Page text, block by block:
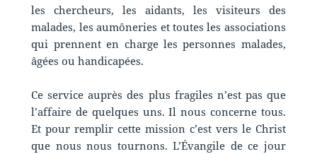
les chercheurs, les aidants, les visiteurs des
malades, les aumôneries et toutes les associations
qui prennent en charge les personnes malades,
âgées ou handicapées.
Ce service auprès des plus fragiles n’est pas que
l’affaire de quelques uns. Il nous concerne tous.
Et pour remplir cette mission c’est vers le Christ
que nous nous tournons. L’Évangile de ce jour